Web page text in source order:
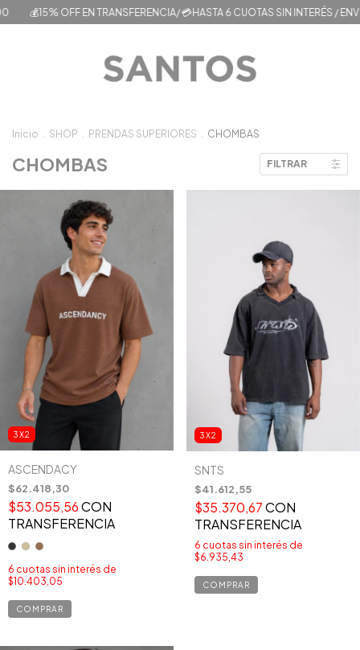
💰15% OFF EN TRANSFERENCIA/ 💳HASTA 6 CUOTAS SIN INTERÉS /
Inicio . SHOP . PRENDAS SUPERIORES . CHOMBAS
CHOMBAS FILTRAR
3X2
ASCENDACY
$62.418,30
$53.055,56CON
TRANSFERENCIA
6 cuotas sin interés de
$10.403,05
COMPRAR
3X2
SNTS
$41.612,55
$35.370,67CON
TRANSFERENCIA
6 cuotas sin interés de
$6.935,43
COMPRAR